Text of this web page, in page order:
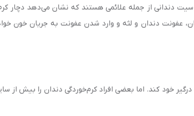
دندانی از جمله علائمی هستند که نشان می‌دهد دچار
عفونت دندان و لثه و وارد شدن عفونت به جریان خون
خود کند. اما بعضی افراد کرم‌خوردگی دندان را بیش از